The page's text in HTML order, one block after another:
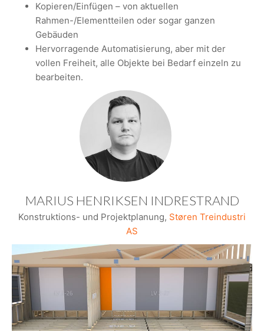
Kopieren/Einfügen – von aktuellen
Rahmen-/Elementteilen oder sogar ganzen
Gebäuden
Hervorragende Automatisierung, aber mit der
vollen Freiheit, alle Objekte bei Bedarf einzeln zu
bearbeiten.
MARIUS HENRIKSEN INDRESTRAND
Konstruktions- und Projektplanung, Støren Treindustri
AS